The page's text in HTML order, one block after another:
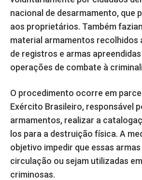
nacional de desarmamento, que
aos proprietários. Também
material armamentos recolhidos
de registros e armas
operações de combate à
O procedimento ocorre em
Exército Brasileiro, responsável
armamentos, realizar a
los para a destruição física. A
objetivo impedir que essas
circulação ou sejam utilizadas
criminosas.